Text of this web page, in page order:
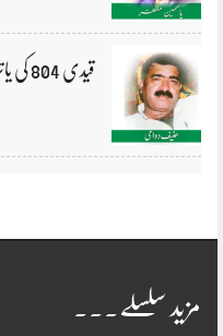
قیدی 804 کی یاترا کیوں؟
مزید سلسلے۔۔۔